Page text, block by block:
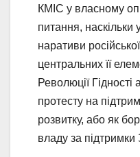
КМІС у власному
питання, наскільки
наративи
центральних її
Революції
протесту на
розвитку, або як
владу за